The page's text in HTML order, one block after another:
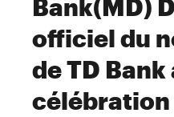
Bank(MD)
officiel du
de TD